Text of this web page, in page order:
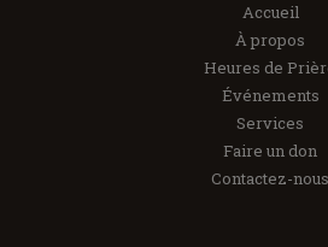
Accueil
À propos
Heures de
Événements
Services
Faire un don
Contactez-nous